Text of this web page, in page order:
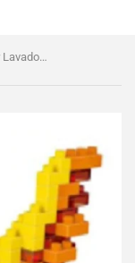
Pokemon LNO Micro-Bricks Figur Lavados / Moltres